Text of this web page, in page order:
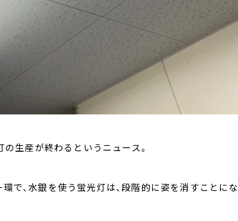
生産が終わるというニュース。
で、水銀を使う蛍光灯は、段階的に姿を消すことにな